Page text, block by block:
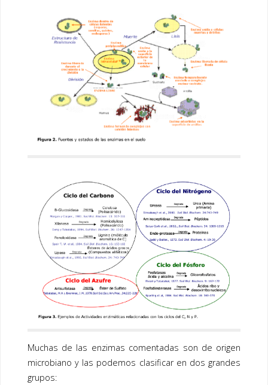
Muchas de las enzimas comentadas son de origen
microbiano y las podemos clasificar en dos grandes
grupos: